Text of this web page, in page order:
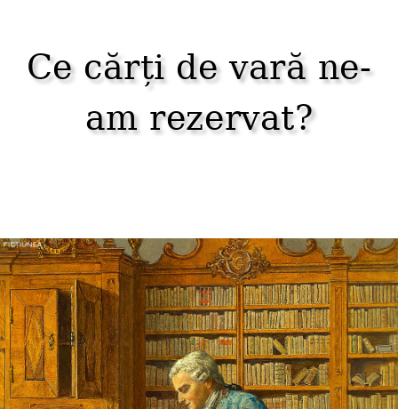
Ce cărți de vară ne-
am rezervat?